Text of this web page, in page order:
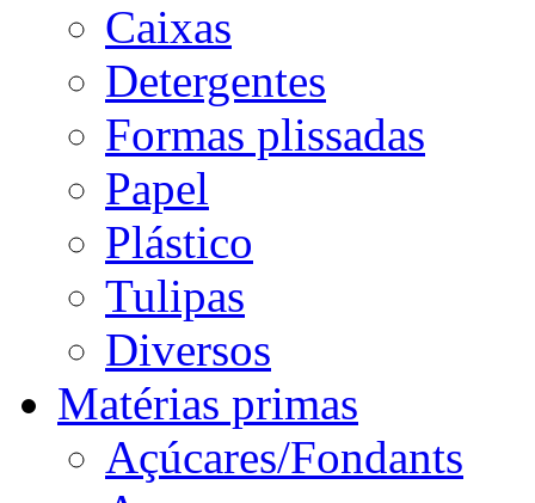
Caixas
Detergentes
Formas plissadas
Papel
Plástico
Tulipas
Diversos
Matérias primas
Açúcares/Fondants